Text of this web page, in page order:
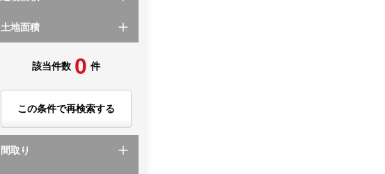
土地面積
該当件数 0 件
この条件で再検索する
間取り